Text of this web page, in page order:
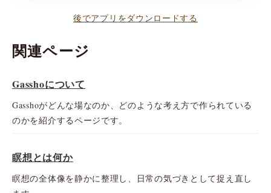
後でアプリをダウンロードする
関連ページ
Gasshoについて
Gasshoがどんな場なのか、どのような考え方で作られている
のかを紹介するページです。
瞑想とは何か
瞑想の全体像を静かに整理し、日常の気づきとして捉え直し